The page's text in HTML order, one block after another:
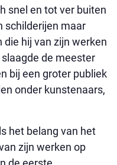
snel en tot ver buiten
schilderijen maar
die hij van zijn werken
de meester
bij een groter publiek
onder kunstenaars,
het belang van het
zijn werken op